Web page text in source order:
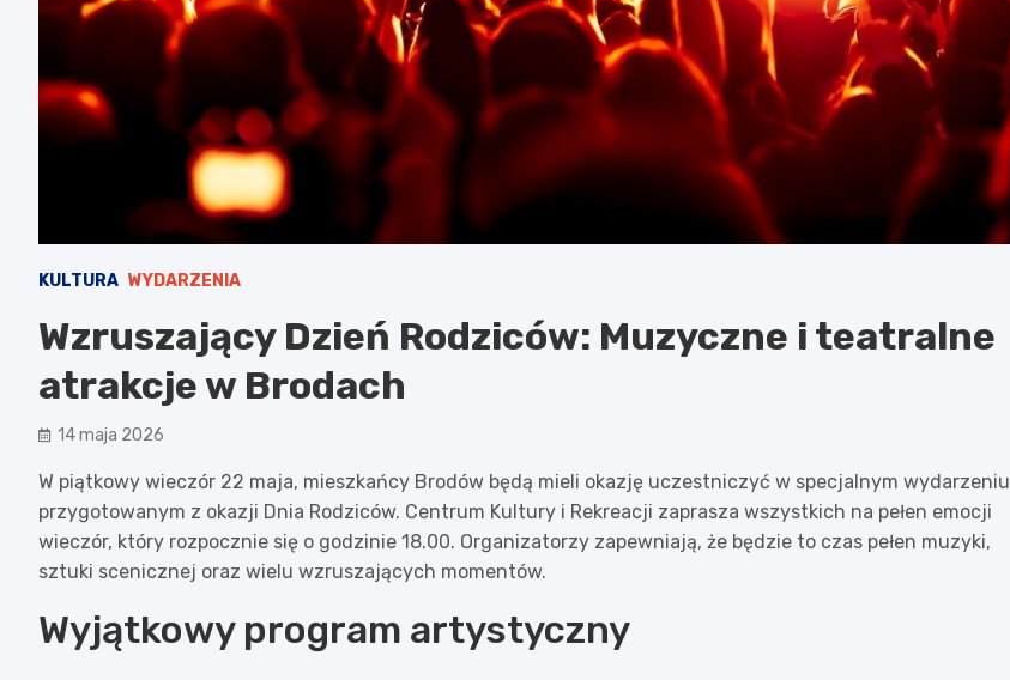
KULTURA WYDARZENIA
Wzruszający Dzień Rodziców: Muzyczne i teatralne
atrakcje w Brodach
14 maja 2026
W piątkowy wieczór 22 maja, mieszkańcy Brodów będą mieli okazję uczestniczyć w specjalnym wydarzeniu
przygotowanym z okazji Dnia Rodziców. Centrum Kultury i Rekreacji zaprasza wszystkich na pełen emocji
wieczór, który rozpocznie się o godzinie 18.00. Organizatorzy zapewniają, że będzie to czas pełen muzyki,
sztuki scenicznej oraz wielu wzruszających momentów.
Wyjątkowy program artystyczny